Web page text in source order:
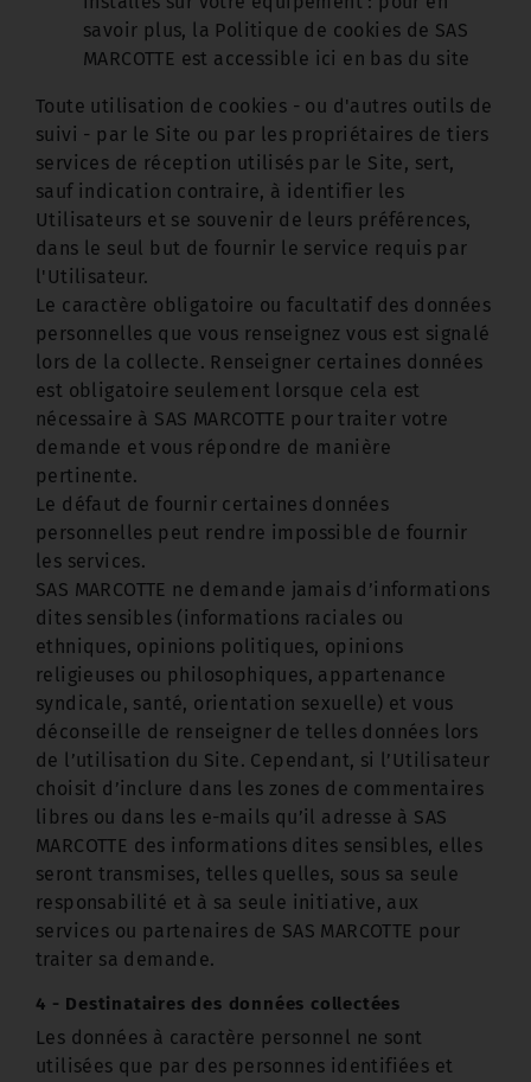
savoir plus, la Politique de cookies de SAS
MARCOTTE est accessible ici en bas du site
Toute utilisation de cookies - ou d'autres outils de
suivi - par le Site ou par les propriétaires de tiers
services de réception utilisés par le Site, sert,
sauf indication contraire, à identifier les
Utilisateurs et se souvenir de leurs préférences,
dans le seul but de fournir le service requis par
l'Utilisateur.
Le caractère obligatoire ou facultatif des données
personnelles que vous renseignez vous est signalé
lors de la collecte. Renseigner certaines données
est obligatoire seulement lorsque cela est
nécessaire à SAS MARCOTTE pour traiter votre
demande et vous répondre de manière
pertinente.
Le défaut de fournir certaines données
personnelles peut rendre impossible de fournir
les services.
SAS MARCOTTE ne demande jamais d’informations
dites sensibles (informations raciales ou
ethniques, opinions politiques, opinions
religieuses ou philosophiques, appartenance
syndicale, santé, orientation sexuelle) et vous
déconseille de renseigner de telles données lors
de l’utilisation du Site. Cependant, si l’Utilisateur
choisit d’inclure dans les zones de commentaires
libres ou dans les e-mails qu’il adresse à SAS
MARCOTTE des informations dites sensibles, elles
seront transmises, telles quelles, sous sa seule
responsabilité et à sa seule initiative, aux
services ou partenaires de SAS MARCOTTE pour
traiter sa demande.
4 - Destinataires des données collectées
Les données à caractère personnel ne sont
utilisées que par des personnes identifiées et